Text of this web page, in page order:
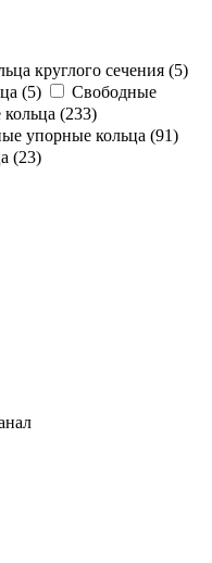
круглого сечения (5)
(5)
Свободные
кольца (233)
упорные кольца (91)
(23)